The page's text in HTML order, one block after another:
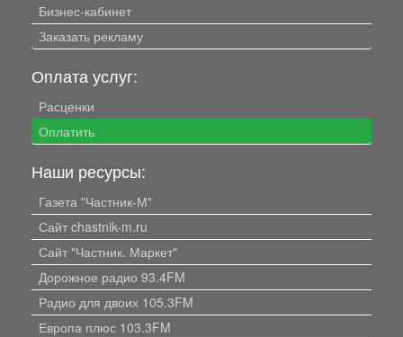
Бизнес-кабинет
Заказать рекламу
Оплата услуг:
Расценки
Оплатить
Наши ресурсы:
Газета "Частник-М"
Сайт chastnik-m.ru
Сайт "Частник. Маркет"
Дорожное радио 93.4FM
Радио для двоих 105.3FM
Европа плюс 103.3FM